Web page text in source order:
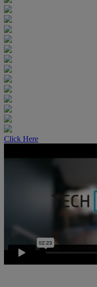
Click Here